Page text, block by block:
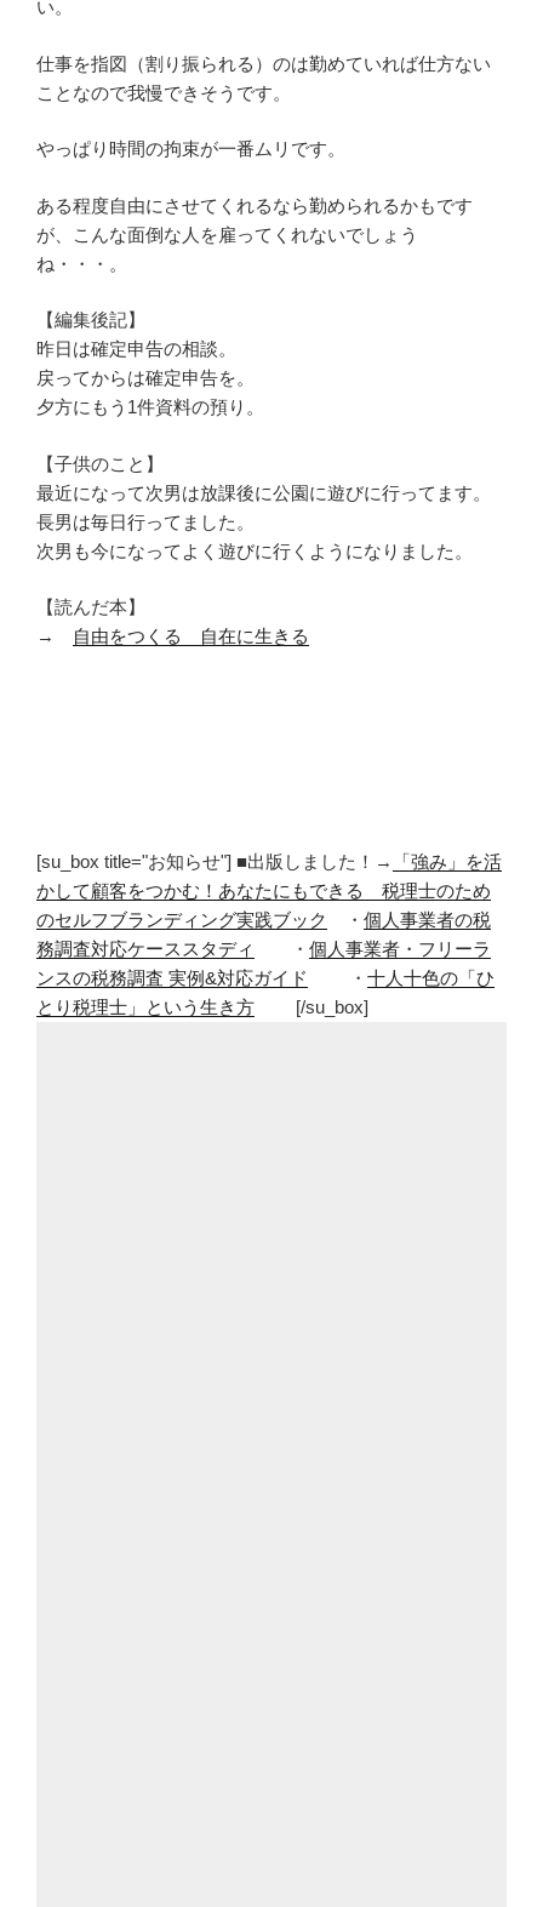
い。
仕事を指図（割り振られる）のは勤めていれば仕方ない
ことなので我慢できそうです。
やっぱり時間の拘束が一番ムリです。
ある程度自由にさせてくれるなら勤められるかもです
が、こんな面倒な人を雇ってくれないでしょう
ね・・・。
【編集後記】
昨日は確定申告の相談。
戻ってからは確定申告を。
夕方にもう1件資料の預り。
【子供のこと】
最近になって次男は放課後に公園に遊びに行ってます。
長男は毎日行ってました。
次男も今になってよく遊びに行くようになりました。
【読んだ本】
→
自由をつくる 自在に生きる
[su_box title="お知らせ"] ■出版しました！→
「強み」を活
かして顧客をつかむ！あなたにもできる 税理士のため
のセルフブランディング実践ブック
・ 個人事業者の税
務調査対応ケーススタディ
・ 個人事業者・フリーラ
ンスの税務調査 実例&対応ガイド
・ 十人十色の「ひ
とり税理士」という生き方 [/su_box]